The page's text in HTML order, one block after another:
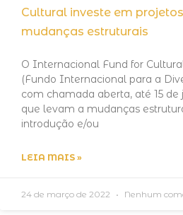
Cultural investe em
mudanças estruturais
O Internacional Fund for
(Fundo Internacional para a
com chamada aberta, até 15 de
que levam a mudanças
introdução e/ou
LEIA MAIS »
24 de março de 2022 Nenhum